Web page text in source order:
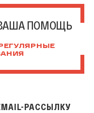
ПОМОЩЬ
РАССЫЛКУ